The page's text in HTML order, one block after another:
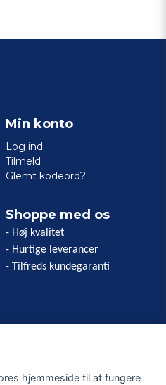
Min konto
Log ind
Tilmeld
Glemt kodeord?
Shoppe med os
- Høj kvalitet
- Hurtige leverancer
- Tilfreds kundegaranti
hjemmeside til at fungere